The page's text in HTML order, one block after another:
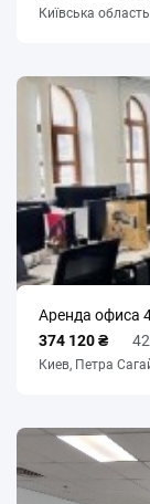
Київська
Аренда офиса
374 120 ₴
Киев, Петра